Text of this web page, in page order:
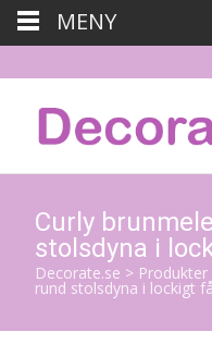
Curly
stolsdyna i
Decorate.se > Produkter
rund stolsdyna i lockigt
MENY